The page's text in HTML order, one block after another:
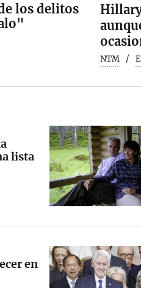
los delitos
NTM
lista
en